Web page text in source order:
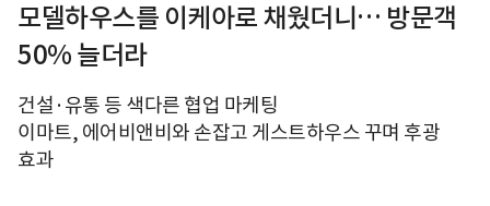
모델하우스를 이케아로 채웠더니… 방문객
50% 늘더라
건설·유통 등 색다른 협업 마케팅
이마트, 에어비앤비와 손잡고 게스트하우스 꾸며 후광
효과